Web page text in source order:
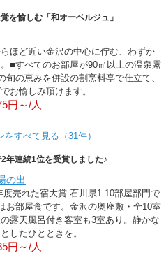
を愉しむ「和オーベルジュ」
ほど近い金沢の中心に佇む、わずか
■すべてのお部屋が90㎡以上の温泉露
旬の恵みを併設の割烹料亭で仕立て、
お愉しみ頂けます。
円～/人
をすべて見る（31件）
年連続1位を受賞しました♪
の出
度売れた宿大賞 石川県1-10部屋部門で
お部屋食です。金沢の奥座敷・全10室
露天風呂付き客室も3室あり。静かな
したひとときを。
円～/人